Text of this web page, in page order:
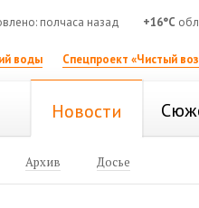
полчаса назад +16°C
воды Спецпроект «Чистый
Новости
Архив Досье